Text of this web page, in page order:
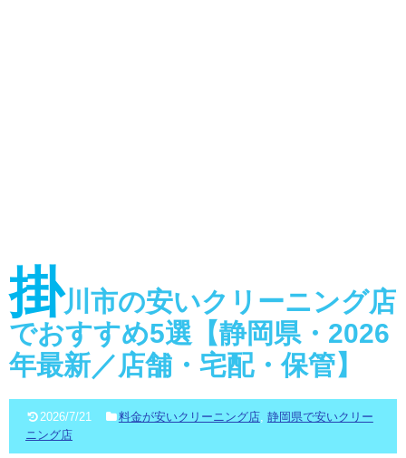
掛川市の安いクリーニング店
でおすすめ5選【静岡県・2026
年最新／店舗・宅配・保管】
2026/7/21 料金が安いクリーニング店, 静岡県で安いクリー
ニング店